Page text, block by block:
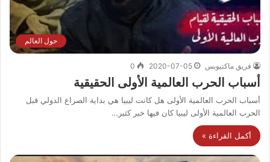
حول العالم
فريق ماكتيوبس 2020-07-05
0
أسباب الحرب العالمية الأولى الحقيقية
أسباب الحرب العالمية الأولى هل كانت ليبيا هي بداية الصراع الدولي قبل
الحرب العالمية الأولى ليبيا كان فيها خير كثير…
أكمل القراءة »